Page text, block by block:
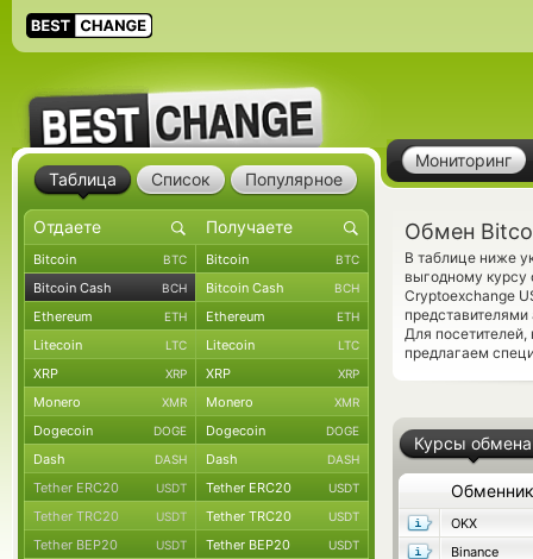
Мониторинг
Обмен
В таблице ниже
выгодному курсу
Cryptoexchange
Для
предлагаем
Курсы обмена
Обменник
OKX
Binance
Таблица Список Популярное
Bitcoin BTC Bitcoin BTC
Bitcoin Cash BCH Bitcoin Cash BCH
Ethereum ETH Ethereum ETH
Litecoin LTC Litecoin LTC
XRP XRP XRP XRP
Monero XMR Monero XMR
Dogecoin DOGE Dogecoin DOGE
Dash DASH Dash DASH
Tether ERC20 USDT Tether ERC20 USDT
Tether TRC20 USDT Tether TRC20 USDT
Tether BEP20 USDT Tether BEP20 USDT